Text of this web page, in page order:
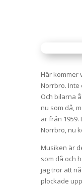
Här kommer
Norrbro. Inte
Och bilarna
nu som då,
är från
Norrbro, nu
Musiken är
som då och
jag tror att
plockade